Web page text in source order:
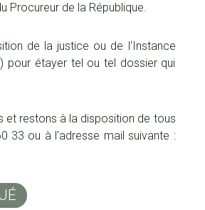
Procureur de la République.
de la justice ou de l'Instance
pour étayer tel ou tel dossier qui
et restons à la disposition de tous
33 ou à l'adresse mail suivante :